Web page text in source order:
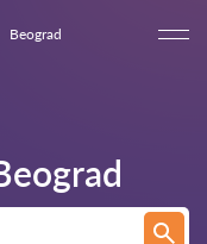
Beograd